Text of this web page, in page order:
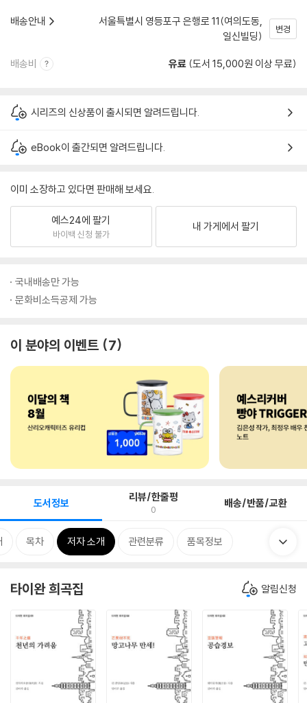
배송안내
서울특별시 영등포구 은행로 11(여의도동,
일신빌딩)
변경
배송비 유료 (도서 15,000원 이상 무료)
시리즈의 신상품이 출시되면 알려드립니다.
eBook이 출간되면 알려드립니다.
이미 소장하고 있다면 판매해 보세요.
예스24에 팔기
바이백 신청 불가
내 가게에서 팔기
국내배송만 가능
문화비소득공제 가능
이 분야의 이벤트 7
도서정보 리뷰/한줄평
0 배송/반품/교환
목차 저자 소개 관련분류 품목정보
타이완 희곡집 알림신청